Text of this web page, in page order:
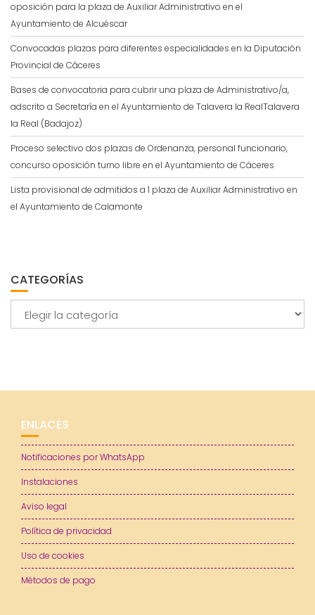
oposición para la plaza de Auxiliar Administrativo en el
Ayuntamiento de Alcuéscar
Convocadas plazas para diferentes especialidades en la Diputación
Provincial de Cáceres
Bases de convocatoria para cubrir una plaza de Administrativo/a,
adscrito a Secretaría en el Ayuntamiento de Talavera la RealTalavera
la Real (Badajoz)
Proceso selectivo dos plazas de Ordenanza, personal funcionario,
concurso oposición turno libre en el Ayuntamiento de Cáceres
Lista provisional de admitidos a 1 plaza de Auxiliar Administrativo en
el Ayuntamiento de Calamonte
CATEGORÍAS
ENLACES
Notificaciones por WhatsApp
Instalaciones
Aviso legal
Política de privacidad
Uso de cookies
Métodos de pago